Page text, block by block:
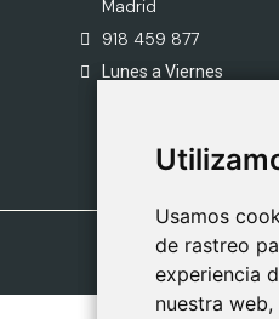
Usamos
de rastreo
experiencia
nuestra
Usamos
de rastreo
experiencia
nuestra
Madrid
918 459 877
Lunes a Viernes